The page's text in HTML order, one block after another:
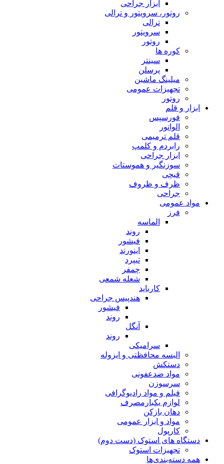
ابزار جراحی
روتور، سرویتور و ترالی
ترالی
سرویتور
روتور
کوره ها
سینتر
پرسلن
میلینگ ماشین
تجهیزات عمومی
روتور
ابزار و قلم
فورسپس
الواتور
قلم ترمیمی
رابردم و کلمپ
ابزار جراحی
سوزنگیر و هموستات
قیچی
ظرف و ظروف
جراحی
مواد عمومی
فرز
الماسه
روند
فیشور
اینورتد
تیپرد
چمفر
شعله شمعی
کارباید
هندپیس جراحی
فیشور
روند
آنگل
روند
سرامیکی
البسه محافظتی و ایزوله
دستکش
مواد ضدعفونی
سرسوزن
فیلم و مواد رادیوگرافی
لوازم یکبارمصرف
دهان بازکن
مواد و ابزار عمومی
کارپول
دستگاه های استوک (دست دوم)
تجهیزات استوک
همه دسته‌بندی‌ها